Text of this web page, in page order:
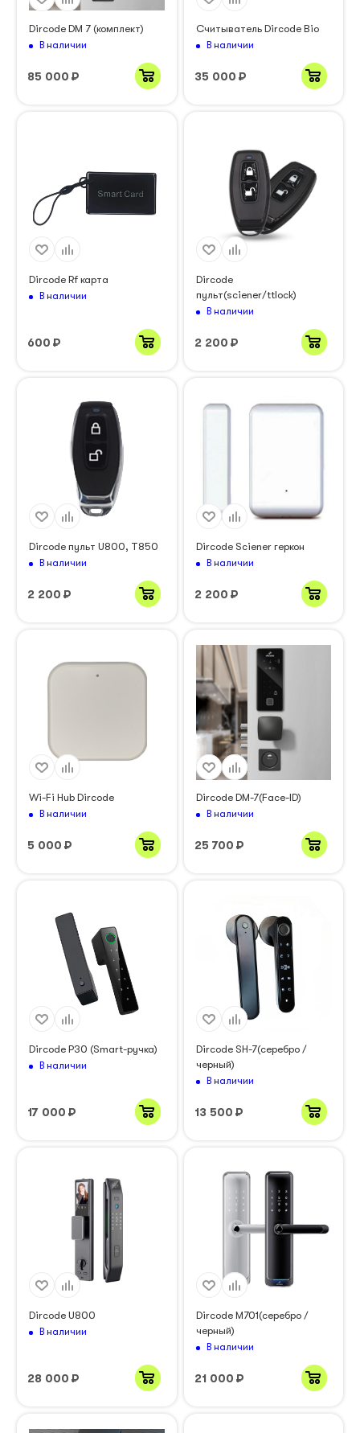
Dircode DM 7 (комплект)
В наличии
85 000 ₽
Считыватель Dircode Bio
В наличии
35 000 ₽
Dircode Rf карта
В наличии
600 ₽
Dircode
пульт(sciener/ttlock)
В наличии
2 200 ₽
Dircode пульт U800, T850
В наличии
2 200 ₽
Dircode Sciener геркон
В наличии
2 200 ₽
Wi-Fi Hub Dircode
В наличии
5 000 ₽
Dircode DM-7(Face-ID)
В наличии
25 700 ₽
Dircode P30 (Smart-ручка)
В наличии
17 000 ₽
Dircode SH-7(серебро /
черный)
В наличии
13 500 ₽
Dircode U800
В наличии
28 000 ₽
Dircode M701(серебро /
черный)
В наличии
21 000 ₽